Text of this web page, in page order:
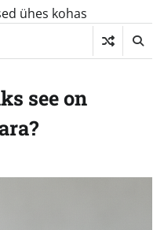
ühes kohas
see on